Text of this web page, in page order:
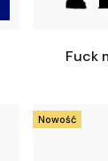
Fuck
Nowość